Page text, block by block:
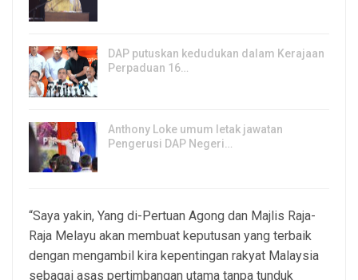
DAP putuskan kedudukan dalam Kerajaan
Perpaduan 16…
Anthony Loke umum letak jawatan
Pengerusi DAP Negeri…
“Saya yakin, Yang di-Pertuan Agong dan Majlis Raja-
Raja Melayu akan membuat keputusan yang terbaik
dengan mengambil kira kepentingan rakyat Malaysia
sebagai asas pertimbangan utama tanpa tunduk